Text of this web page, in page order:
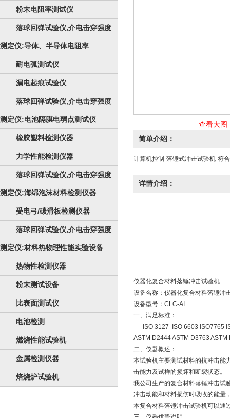
粉末电阻率测试仪
落球回弹试验仪,介电击穿强度
测定仪:导体、半导体电阻率
耐电弧测试仪
漏电起痕试验仪
落球回弹试验仪,介电击穿强度
测定仪:电池隔膜电弱点测试仪
橡胶塑料检测仪器
力学性能检测仪器
落球回弹试验仪,介电击穿强度
测定仪:海绵泡沫材料检测仪器
受电弓/碳滑板检测仪器
落球回弹试验仪,介电击穿强度
测定仪:材料热物理性能实验设备
热物性检测仪器
粉末测试设备
比表面测试仪
电池检测
燃烧性能试验机
金属检测仪器
焙烧炉试验机
查看大图
简单介绍：
计算机控制-落锤式冲击试验机-符
详情介绍：
仪器化复合材料落锤冲击试验机
设备名称：仪器化复合材料落锤冲
设备型号：CLC-AI
一、满足标准：
ISO 3127 ISO 6603 ISO7765
ASTM D2444 ASTM D3763
二、仪器概述：
本试验机主要测试材料的抗冲击能
击能力及试样的损坏和断裂状态。
我公司生产的复合材料落锤冲击试
冲击动能和材料损伤时吸收的能量
本复合材料落锤冲击试验机可以